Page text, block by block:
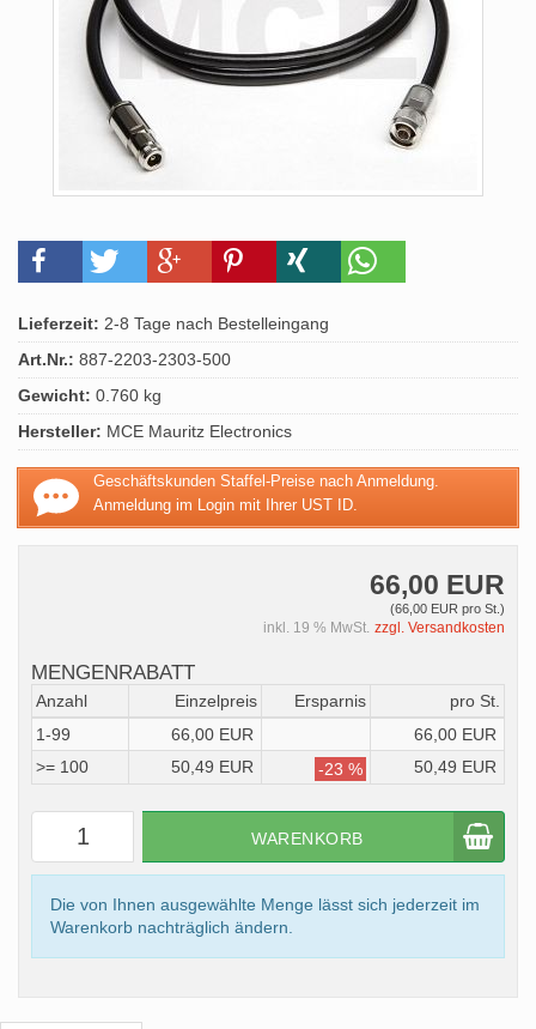
Lieferzeit: 2-8 Tage nach Bestelleingang
Art.Nr.: 887-2203-2303-500
Gewicht: 0.760 kg
Hersteller: MCE Mauritz Electronics
Geschäftskunden Staffel-Preise nach Anmeldung.
Anmeldung im Login mit Ihrer UST ID.
66,00 EUR
(66,00 EUR pro St.)
inkl. 19 % MwSt. zzgl. Versandkosten
MENGENRABATT
Anzahl Einzelpreis Ersparnis
pro St.
1-99
66,00 EUR
66,00 EUR
>= 100
50,49 EUR -23 % 50,49 EUR
WARENKORB
Die von Ihnen ausgewählte Menge lässt sich jederzeit im
Warenkorb nachträglich ändern.